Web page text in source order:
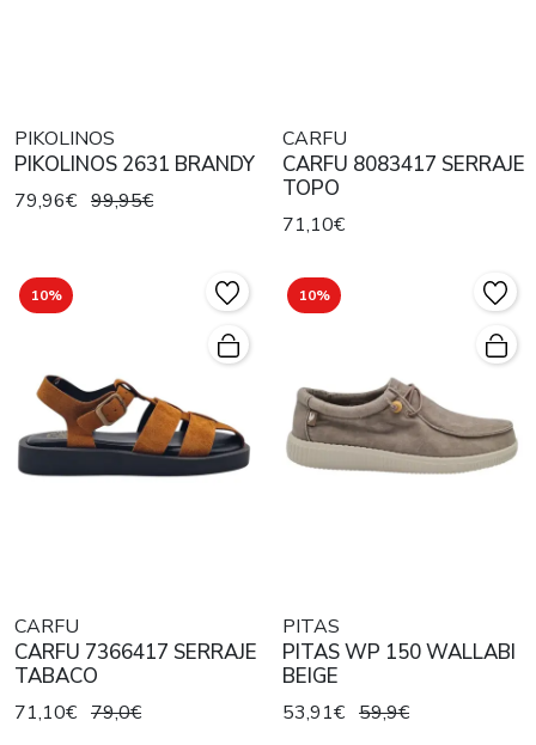
PIKOLINOS
PIKOLINOS 2631 BRANDY
79,96€ 99,95€
CARFU
CARFU 8083417 SERRAJE
TOPO
71,10€
10%
CARFU
CARFU 7366417 SERRAJE
TABACO
71,10€ 79,0€
10%
PITAS
PITAS WP 150 WALLABI
BEIGE
53,91€ 59,9€